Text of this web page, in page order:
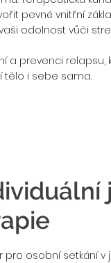
pevné vnitřní
odolnost vůči
a prevenci relapsu,
tělo i sebe sama.
pro osobní setkání v